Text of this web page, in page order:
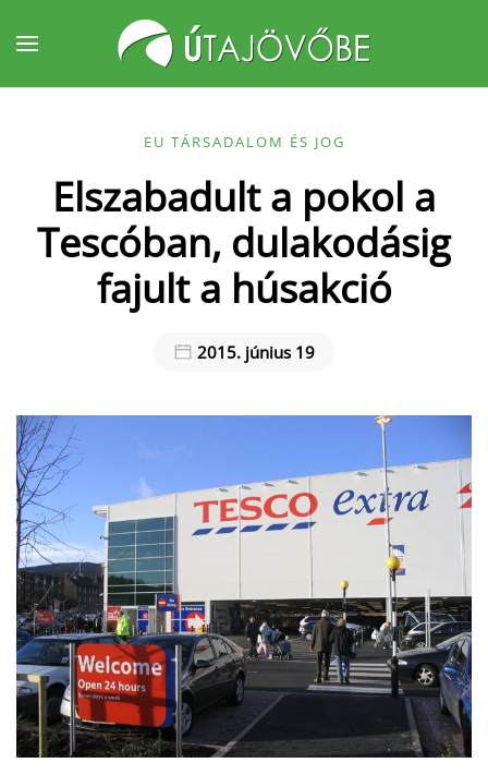
Fő tartalom átugrása
EU TÁRSADALOM ÉS JOG
Elszabadult a pokol a
Tescóban, dulakodásig
fajult a húsakció
2015. június 19